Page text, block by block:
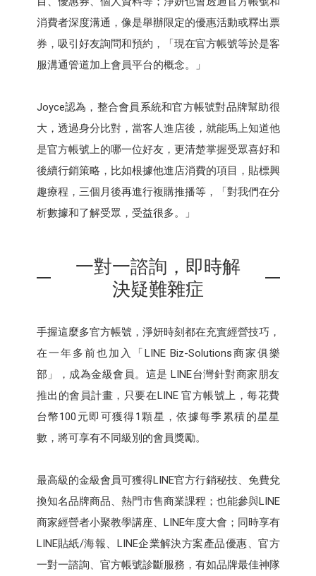
消費者深度溝通，像是舉辦限定的優惠活動或釋出票
券，吸引好友詢問和預約，「現在官方帳號等於是客
服溝通管道加上會員平台的概念。」
Joyce認為，整合會員系統和官方帳號對品牌幫助很
大，透過身分比對，當客人進店後，就能馬上知道他
是官方帳號上的哪一位好友，更清楚掌握受眾喜好和
後續行銷策略，比如根據他進店消費的項目，貼標興
趣療程，三個月後再進行複購推播等，「對我們在分
析數據和了解受眾，受益很多。」
一對一諮詢，即時解
決疑難雜症
手握這麼多官方帳號，淨妍時刻都在充實經營技巧，
在一年多前也加入「LINE Biz-Solutions商家俱樂
部」，成為金級會員。這是 LINE台灣針對商家朋友
推出的會員計畫，只要在LINE 官方帳號上，每花費
台幣100元即可獲得1顆星，依據每季累積的星星
數，將可享有不同級別的會員獎勵。
最高級的金級會員可獲得LINE官方行銷秘技、免費兌
換知名品牌商品、熱門市售商業課程；也能參與LINE
商家經營者小聚教學講座、LINE年度大會；同時享有
LINE貼紙/海報、LINE企業解決方案產品優惠、官方
一對一諮詢、官方帳號診斷服務，有如品牌最佳神隊